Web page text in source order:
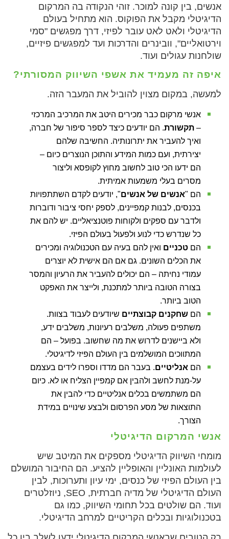
אנשים, בין קונה למוכר. זוהי הנקודה בה המרקום
הדיגיטלי מקבל את הפוקוס. הוא מתחיל בעולם
הדיגיטלי ולאט לאט עובר לפיזי, דרך מפגשים "סמי
וירטואליים", וובינרים והדרכות ועד למפגשים פיזיים,
שולחנות עגולים ועוד.
איפה זה מעמיד את אשפי השיווק המסורתי?
למעשה, במקום מצוין להוביל את המעבר הזה.
אנשי מרקום כבר מכירים היטב את המרכיב המרכזי
– תקשורת. הם יודעים כיצד לספר סיפור של חברה,
ואיך להעביר את יתרונותיה. החשיבה שלהם
יצירתית, ועם כמות המידע והתוכן הנוצרים כיום –
הם ידעו הכי טוב לחשוב מחוץ לקופסא וליצור
מסרים בעלי משמעות אמיתית.
הם "אנשים של אנשים", יודעים לקדם השתתפויות
בכנסים, לבנות קמפיינים, לספק יחסי ציבור ודוברות
ולדבר עם ספקים ולקוחות פוטנציאליים. יש להם את
כל שנדרש כדי לנוע ולפעול בעולם הפיזי.
הם טכניים ואין להם בעיה עם הטכנולוגיה ומכירים
את הכלים השונים. גם אם הם אישית לא יוצרים
עמודי נחיתה – הם יכולים להעביר את הרעיון והמסר
בצורה הטובה ביותר למתכנת, ולייצר את האפקט
הטוב ביותר.
הם שחקנים קבוצתיים שיודעים לעבוד בצוות.
משתפים פעולה, משלבים רעיונות, משלבים ידע,
ולא ביישנים לדרוש את מה שחשוב. בפועל – הם
המתווכים המושלמים בין העולם הפיזי לדיגיטלי.
הם אנליטיים. בעבר הם מדדו וספרו לידים בעצמם
על-מנת לחשב ולהבין אם קמפיין הצליח או לא. כיום
הם משתמשים בכלים אנליטיים כדי להבין את
התוצאות של מסע הפרסום ולבצע שינויים במידת
הצורך.
אנשי המרקום הדיגיטלי
מומחי השיווק הדיגיטלי מספקים את המיטב שיש
לעולמות האונליין והאופליין להציע. הם החיבור המושלם
בין העולם הפיזי של כנסים, ימי עיון ותערוכות, לבין
העולם הדיגיטלי של מדיה חברתית, SEO, ניוזלטרים
ועוד. הם שולטים בכל תחומי השיווק, כמו גם
בטכנולוגיות ובכלים הקריטיים למרחב הדיגיטלי.